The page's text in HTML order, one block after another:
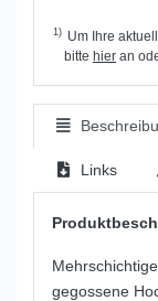
1) Um Ihre
bitte hier an
Links
gegossene